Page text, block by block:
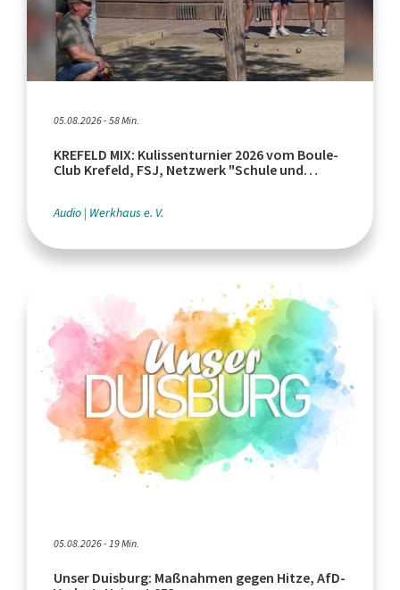
05.08.2026 - 58 Min.
KREFELD MIX: Kulissenturnier 2026 vom Boule-
Club Krefeld, FSJ, Netzwerk "Schule und
Audio Werkhaus e. V.
05.08.2026 - 19 Min.
Unser Duisburg: Maßnahmen gegen Hitze, AfD-